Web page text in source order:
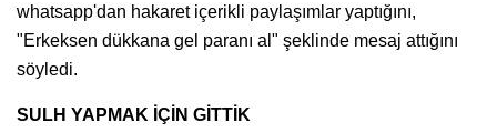
whatsapp'dan hakaret içerikli paylaşımlar yaptığını,
"Erkeksen dükkana gel paranı al" şeklinde mesaj attığını
söyledi.
SULH YAPMAK İÇİN GİTTİK